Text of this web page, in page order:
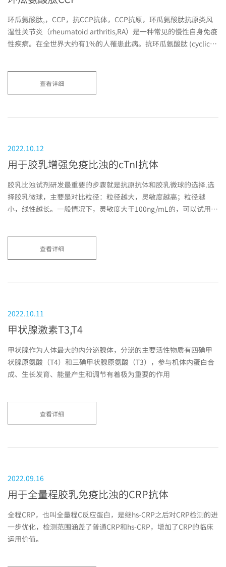
环瓜氨酸肽,，CCP，抗CCP抗体，CCP抗原，环瓜氨酸肽抗原类风
湿性关节炎（rheumatoid arthritis,RA）是一种常见的慢性自身免疫
性疾病。在全世界大约有1%的人罹患此病。抗环瓜氨酸肽 (cyclic
查看详细
2022.10.12
用于胶乳增强免疫比浊的cTnI抗体
胶乳比浊试剂研发最重要的步骤就是抗原抗体和胶乳微球的选择.选
择胶乳微球，主要是对比粒径：粒径越大，灵敏度越高；粒径越
小，线性越长。一般情况下，灵敏度大于100ng/mL的，可以试用
查看详细
2022.10.11
甲状腺激素T3,T4
甲状腺作为人体最大的内分泌腺体，分泌的主要活性物质有四碘甲
状腺原氨酸（T4）和三碘甲状腺原氨酸（T3），参与机体内蛋白合
成、生长发育、能量产生和调节有着极为重要的作用
查看详细
2022.09.16
用于全量程胶乳免疫比浊的CRP抗体
全程CRP，也叫全量程C反应蛋白，是继hs-CRP之后对CRP检测的进
一步优化，检测范围涵盖了普通CRP和hs-CRP，增加了CRP的临床
运用价值。